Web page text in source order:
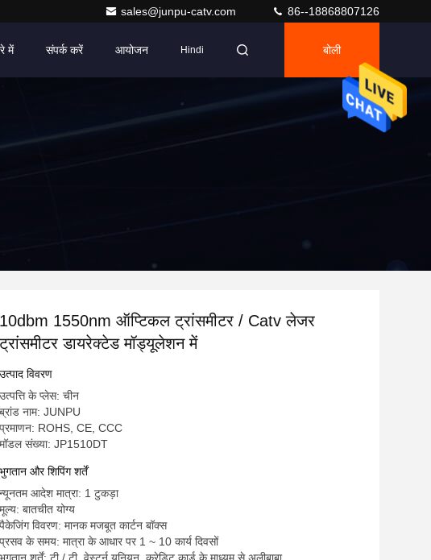
sales@junpu-catv.com 86--18868807126
में संपर्क करें आयोजन Hindi बोली
10dbm 1550nm ऑप्टिकल ट्रांसमीटर / Catv लेजर
ट्रांसमीटर डायरेक्टेड मॉड्यूलेशन में
उत्पाद विवरण
उत्पत्ति के प्लेस: चीन
ब्रांड नाम: JUNPU
प्रमाणन: ROHS, CE, CCC
मॉडल संख्या: JP1510DT
भुगतान और शिपिंग शर्तें
न्यूनतम आदेश मात्रा: 1 टुकड़ा
मूल्य: बातचीत योग्य
पैकेजिंग विवरण: मानक मजबूत कार्टन बॉक्स
प्रसव के समय: मात्रा के आधार पर 1 ~ 10 कार्य दिवसों